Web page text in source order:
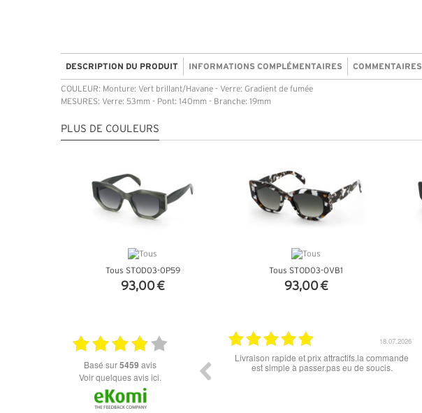
DESCRIPTION DU PRODUIT INFORMATIONS COMPLÉMENTAIRES COMMENTAIRES
COULEUR: Monture: Vert brillant/Havane - Verre: Gradient de fumée
MESURES: Verre: 53mm - Pont: 140mm - Branche: 19mm
PLUS DE COULEURS
Tous STOD03-0P59
93,00 €
Tous STOD03-0VB1
93,00 €
basé sur5459 avis
Voir quelques avis ici.
dans les types de lunettes. Attention: les stocks
des différents produits ne sont pas à jour. J'ai
commandé des lunettes Nike disponible sous 7 à
14 jours. J'ai reçu sous 3 jours. Attention aux avis
truspilot qui reflètent pas le site
15.06.2026
tout est parfait , que ce soit le produit commandé
ou la livraison . merci